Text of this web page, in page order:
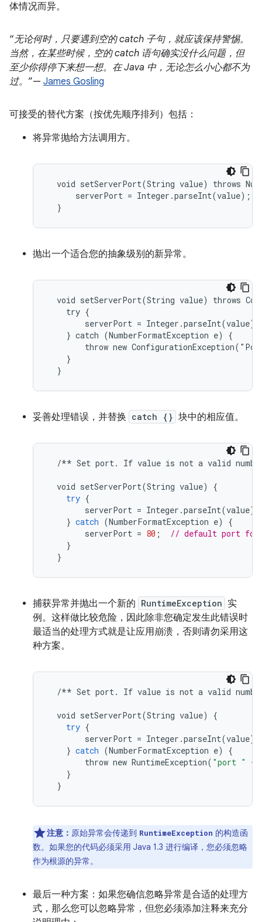
体情况而异。
“无论何时，只要遇到空的 catch 子句，就应该保持警惕。
当然，在某些时候，空的 catch 语句确实没什么问题，但
至少你得停下来想一想。在 Java 中，无论怎么小心都不为
过。 ”— James Gosling
可接受的替代方案（按优先顺序排列）包括：
将异常抛给方法调用方。
void setServerPort(String value) throws
      serverPort = Integer.parseInt(value);
  }
抛出一个适合您的抽象级别的新异常。
void setServerPort(String value) throws
    try {
        serverPort = Integer.parseInt(value);
    } catch (NumberFormatException e) {
throw new
    }
  }
妥善处理错误，并替换 catch {} 块中的相应值。
/** Set port. If value is not a valid
void setServerPort(String value)
{
try {
serverPort = Integer .parseInt(value);
} catch (NumberFormatException e)
{
serverPort = 80 ;
// default port for
}
}
捕获异常并抛出一个新的 RuntimeException 实
例。这样做比较危险，因此除非您确定发生此错误时
最适当的处理方式就是让应用崩溃，否则请勿采用这
种方案。
/** Set port. If value is not a valid
void setServerPort(String value)
{
try {
serverPort = Integer .parseInt(value);
} catch (NumberFormatException e)
{
throw new RuntimeException( "port " +
}
}
注意： 原始异常会传递到 RuntimeException 的构造函
数。如果您的代码必须采用 Java 1.3 进行编译，您必须忽略
作为根源的异常。
最后一种方案：如果您确信忽略异常是合适的处理方
式，那么您可以忽略异常，但您必须添加注释来充分